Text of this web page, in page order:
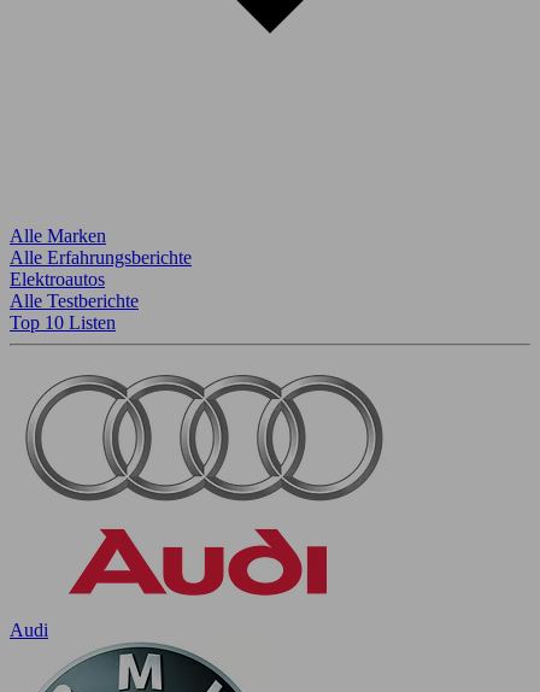
Alle Marken
Alle Erfahrungsberichte
Elektroautos
Alle Testberichte
Top 10 Listen
Audi